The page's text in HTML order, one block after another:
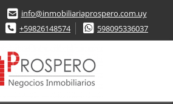
info@inmobiliariaprospero.com.uy
+59826148574
598095336037